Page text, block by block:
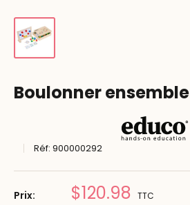
Boulonner ensemble
Réf: 900000292
Prix: Prix
$120.98 TTC